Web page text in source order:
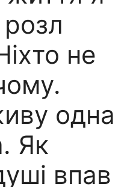
не
одна
Як
впав